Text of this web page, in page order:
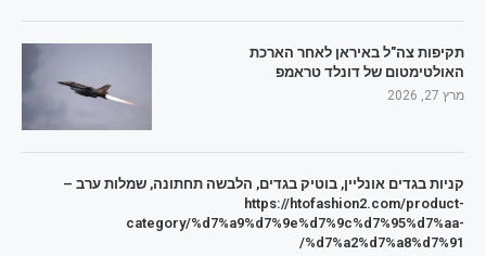
תקיפות צה"ל באיראן לאחר הארכת
האולטימטום של דונלד טראמפ
מרץ 27, 2026
קניות בגדים אונליין, בוטיק בגדים, הלבשה תחתונה, שמלות ערב –
https://htofashion2.com/product-
category/%d7%a9%d7%9e%d7%9c%d7%95%d7%aa-
%d7%a2%d7%a8%d7%91/